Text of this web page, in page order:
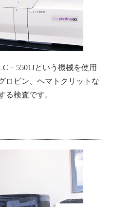
－5501Jという機械を使用
ロビン、ヘマトクリットな
る検査です。